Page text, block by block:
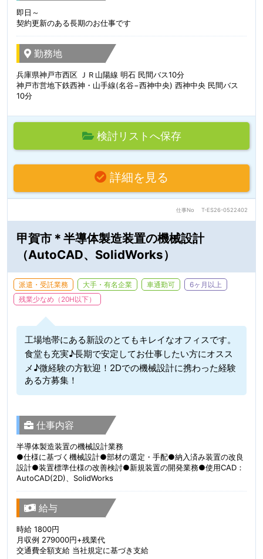
即日～
契約更新のある長期のお仕事です
勤務地
兵庫県神戸市西区 ＪＲ山陽線 明石 民間バス10分
神戸市営地下鉄西神・山手線(名谷−西神中央) 西神中央 民間バス
10分
検討リストへ保存
詳細を見る
仕事No T-ES26-0522402
甲賀市＊半導体製造装置の機械設計
（AutoCAD、SolidWorks）
派遣・受託業務 大手・有名企業 車通勤可
6ヶ月以上
残業少なめ（20H以下）
工場地帯にある新設のとてもキレイなオフィスです。
食堂も充実♪長期で安定してお仕事したい方にオスス
メ♪微経験の方歓迎！2Dでの機械設計に携わった経験
ある方募集！
仕事内容
半導体製造装置の機械設計業務
●仕様に基づく機械設計●部材の選定・手配●納入済み装置の改良
設計●装置標準仕様の改善検討●新規装置の開発業務●使用CAD：
AutoCAD(2D)、SolidWorks
給与
時給 1800円
月収例 279000円+残業代
交通費全額支給 当社規定に基づき支給